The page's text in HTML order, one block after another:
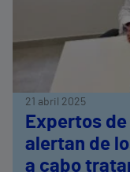
21 abril 2025
Expertos
alertan de
a cabo